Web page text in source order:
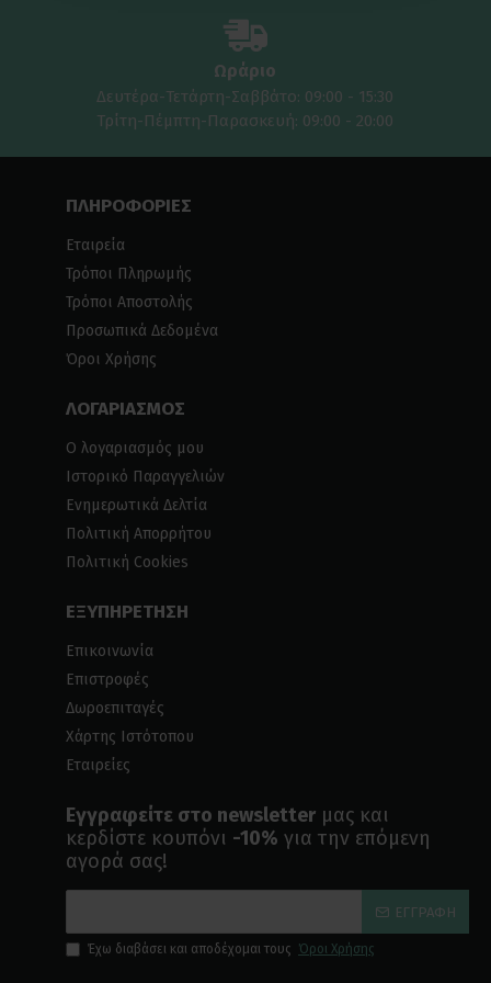
Ωράριο
Δευτέρα-Τετάρτη-Σαββάτο: 09:00 - 15:30
Τρίτη-Πέμπτη-Παρασκευή: 09:00 - 20:00
ΠΛΗΡΟΦΟΡΙΕΣ
Εταιρεία
Τρόποι Πληρωμής
Τρόποι Αποστολής
Προσωπικά Δεδομένα
Όροι Χρήσης
ΛΟΓΑΡΙΑΣΜΟΣ
Ο λογαριασμός μου
Ιστορικό Παραγγελιών
Ενημερωτικά Δελτία
Πολιτική Απορρήτου
Πολιτική Cookies
ΕΞΥΠΗΡΕΤΗΣΗ
Επικοινωνία
Επιστροφές
Δωροεπιταγές
Χάρτης Ιστότοπου
Εταιρείες
Εγγραφείτε στο newsletter μας και
κερδίστε κουπόνι -10% για την επόμενη
αγορά σας!
ΕΓΓΡΑΦΉ
Έχω διαβάσει και αποδέχομαι τους Όροι Χρήσης